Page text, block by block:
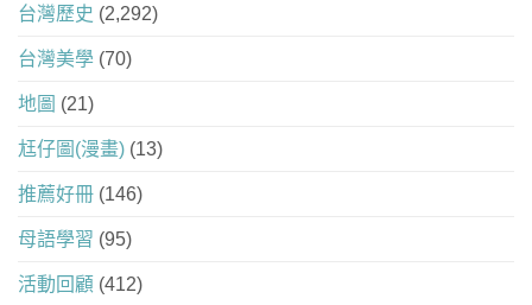
台灣歷史 (2,292)
台灣美學 (70)
地圖 (21)
尪仔圖(漫畫) (13)
推薦好冊 (146)
母語學習 (95)
活動回顧 (412)